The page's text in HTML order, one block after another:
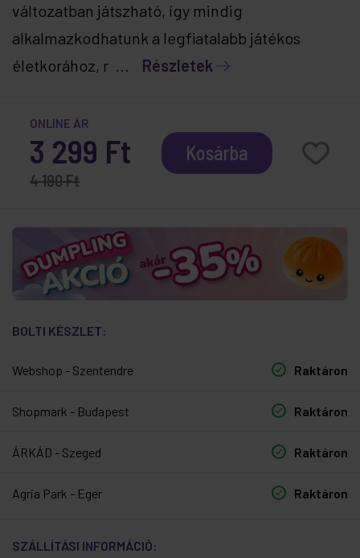
változatban játszható, így mindig
alkalmazkodhatunk a legfiatalabb játékos
életkorához, r ... Részletek
ONLINE ÁR
3 299 Ft
4 190 Ft
Kosárba
BOLTI KÉSZLET:
Webshop - Szentendre Raktáron
Shopmark - Budapest Raktáron
ÁRKÁD - Szeged Raktáron
Agria Park - Eger Raktáron
SZÁLLÍTÁSI INFORMÁCIÓ: